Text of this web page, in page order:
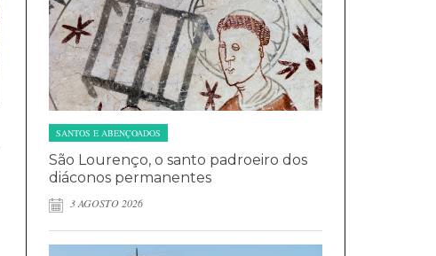
SANTOS E ABENÇOADOS
São Lourenço, o santo padroeiro dos
diáconos permanentes
3 AGOSTO 2026